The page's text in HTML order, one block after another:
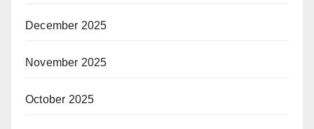
December 2025
November 2025
October 2025